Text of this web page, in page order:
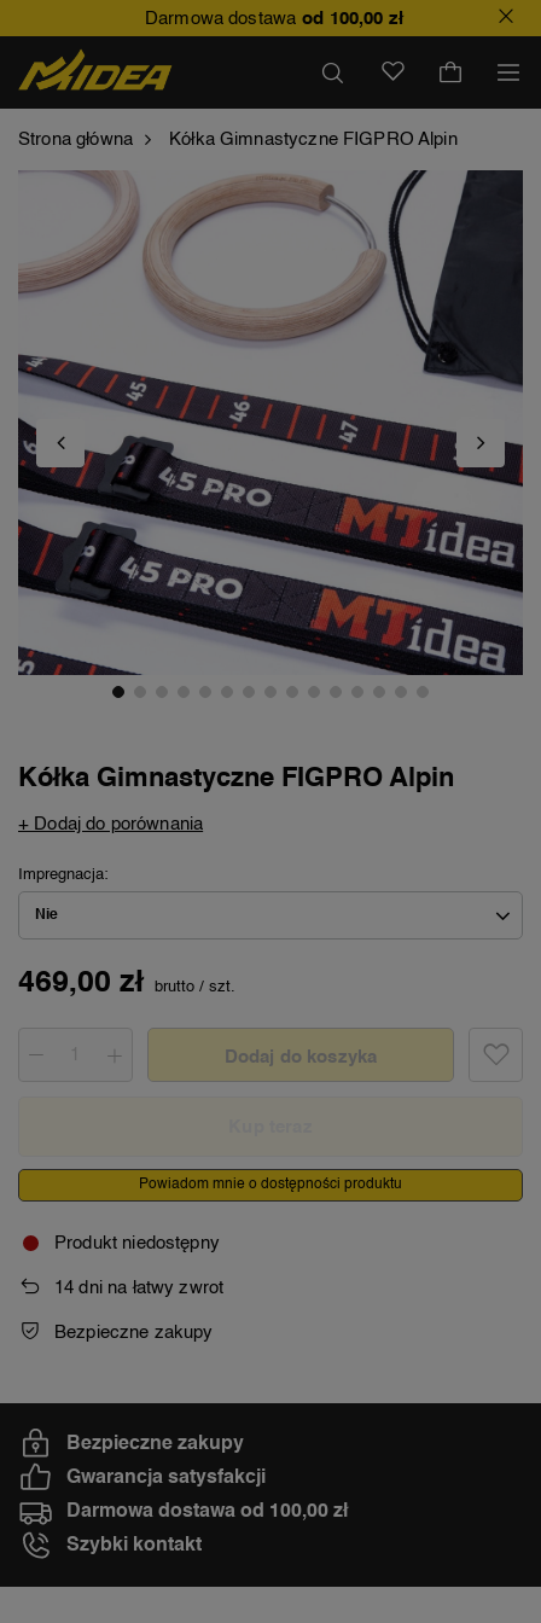
Darmowa dostawa od 100,00 zł
Strona główna Kółka Gimnastyczne FIGPRO Alpin
Kółka Gimnastyczne FIGPRO Alpin
+ Dodaj do porównania
Impregnacja
Nie
469,00 zł brutto / szt.
Dodaj do koszyka
Powiadom mnie o dostępności produktu
Produkt niedostępny
14 dni na łatwy zwrot
Bezpieczne zakupy
Bezpieczne zakupy
Gwarancja satysfakcji
Darmowa dostawa od 100,00 zł
Szybki kontakt